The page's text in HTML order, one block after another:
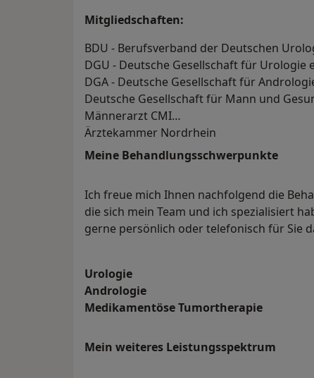
Mitgliedschaften:
BDU - Berufsverband der Deutschen
DGU - Deutsche Gesellschaft für Urologie
DGA - Deutsche Gesellschaft für
Deutsche Gesellschaft für Mann und
Männerarzt CMI
Ärztekammer Nordrhein
Meine Behandlungs­schwerpunkte
Ich freue mich Ihnen nachfolgend die
die sich mein Team und ich spezialisiert
gerne persönlich oder telefonisch für Sie
Urologie
Andrologie
Medikamentöse Tumortherapie
Mein weiteres Leistungs­spektrum